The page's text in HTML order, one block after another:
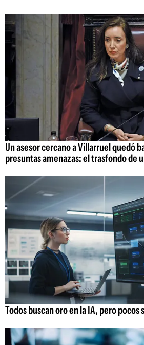
Un asesor cercano a Villarruel quedó
presuntas amenazas: el trasfondo de
Todos buscan oro en la IA, pero pocos